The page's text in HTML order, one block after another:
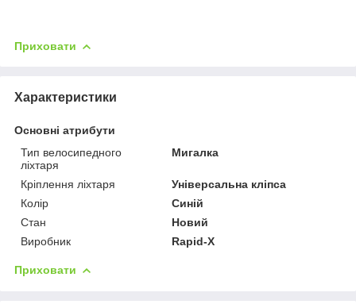
Приховати
Характеристики
Основні атрибути
Тип велосипедного
ліхтаря
Мигалка
Кріплення ліхтаря
Універсальна кліпса
Колір
Синій
Стан
Новий
Виробник
Rapid-X
Приховати